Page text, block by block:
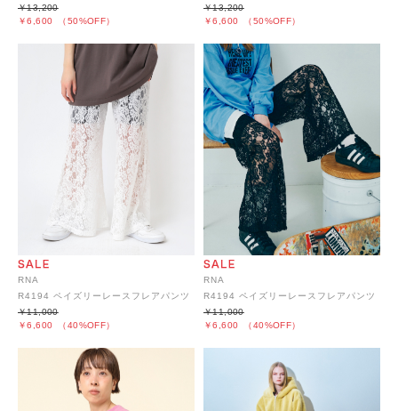
￥6,600 （50%OFF）
￥13,200
￥6,600 （50%OFF）
￥13,200
RNA
R4194 ペイズリーレースフレアパンツ
￥6,600 （40%OFF）
￥11,000
RNA
R4194 ペイズリーレースフレアパンツ
￥6,600 （40%OFF）
￥11,000